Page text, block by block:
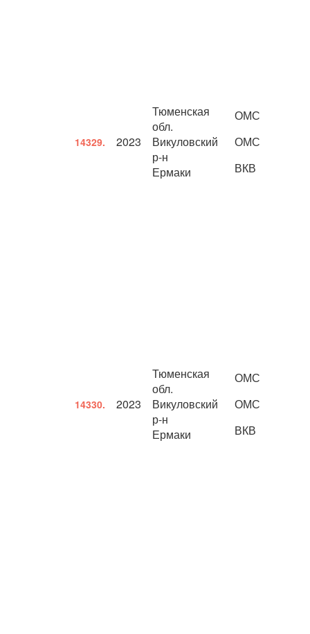
14329. 2023
Тюменская
обл.
Викуловский
р-н
Ермаки
ОМС
ОМС
ВКВ
14330. 2023
Тюменская
обл.
Викуловский
р-н
Ермаки
ОМС
ОМС
ВКВ